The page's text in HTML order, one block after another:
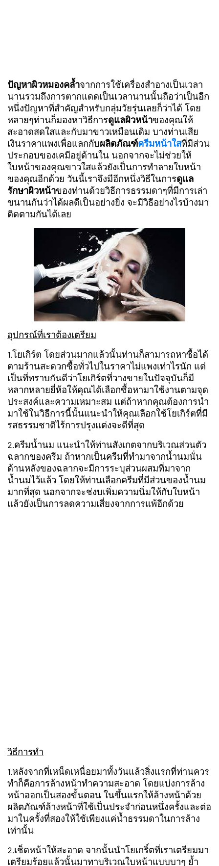
ปัญหาผิวหมองคล้ำจากการใช้เครื่องสำอางเป็นเวลา
นานรวมถึงการตากแดดเป็นเวลานานนั้นถือว่าเป็นอีก
หนึ่งปัญหาที่สำคัญสำหรับกลุ่มวัยรุ่นเลยก็ว่าได้ โดย
หลายๆท่านก็มองหาวิธีการดูแลผิวหน้าของคุณให้
สะอาดสดใสและกับมาขาวเหมือนเดิม บางท่านเสีย
เงินราคาแพงเพื่อแลกกับผลิตภัณฑ์ครีมหน้าใสที่มีส่วน
ประกอบของเคมีอยู่ด้านใน นอกจากจะไม่ช่วยให้
ใบหน้าของคุณขาวใสแล้วยังเป็นการทำลายใบหน้า
ของคุณอีกด้วย วันนี้เราจึงมีอีกหนึ่งวิธีในการดูแล
รักษาผิวหน้าของท่านด้วยวิธีการธรรมดาๆที่มีการเล่า
ขนานกันว่าได้ผลดีเป็นอย่างยิ่ง จะมีวิธีอย่างไรบ้างมา
ติดตามกันได้เลย
อุปกรณ์ที่เราต้องเตรียม
1.โยเกิร์ต โดยส่วนมากแล้วนั้นท่านก็สามารถหาซื้อได้
ตามร้านสะดวกซื้อทั่วไปในราคาไม่แพงเท่าไรนัก แต่
เป็นที่ทราบกันดีว่าโยเกิร์ตที่วางขายในปัจจุบันก็มี
หลากหลายยี่ห้อให้คุณได้เลือกซื้อหามาใช้งานตามจุด
ประสงค์และความเหมาะสม แต่ถ้าหากคุณต้องการนำ
มาใช้ในวิธีการนี้นั้นแนะนำให้คุณเลือกใช้โยเกิร์ตที่มี
รสธรรมชาติไร้การปรุงแต่งจะดีที่สุด
2.ครีมน้ำนม แนะนำให้ท่านสังเกตจากบริเวณส่วนตัว
ฉลากของครีม ถ้าหากเป็นครีมที่ทำมาจากน้ำนมนั่น
ด้านหลังของฉลากจะมีการระบุส่วนผสมที่มาจาก
น้ำนมไว้แล้ว โดยให้ท่านเลือกครีมที่มีส่วนของน้ำนม
มากที่สุด นอกจากจะช่งบเพิ่มความนิ่มให้กับใบหน้า
แล้วยังเป็นการลดความเสี่ยงจากการแพ้อีกด้วย
วิธีการทำ
1.หลังจากที่เหน็ดเหนื่อยมาทั้งวันแล้วสิ่งแรกที่ท่านควร
ทำก็คือการล้างหน้าทำความสะอาด โดยแบ่งการล้าง
หน้าออกเป็นสองขั้นตอน ในขึ้นแรกให้ล้างหน้าด้วย
ผลิตภัณฑ์ล้างหน้าที่ใช้เป็นประจำก่อนหนึ่งครั้งและต่อ
มาในครั้งที่สองให้ใช้เพียงแค่น้ำธรรมดาในการล้าง
เท่านั้น
2.เช็ดหน้าให้สะอาด จากนั้นนำโยเกริ์ตที่เราเตรียมมา
เตรียมร้อยแล้วนั้นมาทาบริเวณใบหน้าแบบบาๆ ย้ำ